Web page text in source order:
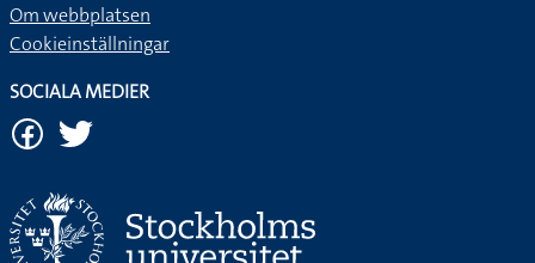
Om webbplatsen
Cookieinställningar
SOCIALA MEDIER